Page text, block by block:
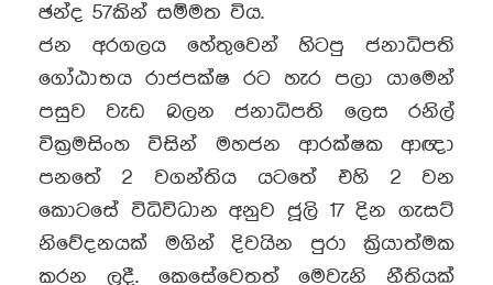
ඡන්ද 57කින් සම්මත විය.
ජන අරගලය හේතුවෙන් හිටපු ජනාධිපති
ගෝඨාභය රාජපක්ෂ රට හැර පලා යාමෙන්
පසුව වැඩ බලන ජනාධිපති ලෙස රනිල්
වික්‍රමසිංහ විසින් මහජන ආරක්ෂක ආඥා
පනතේ 2 වගන්තිය යටතේ එහි 2 වන
කොටසේ විධිවිධාන අනුව ජූලි 17 දින ගැසට්
නිවේදනයක් මගින් දිවයින පුරා ක්‍රියාත්මක
කරන ලදී. කෙසේවෙතත් මෙවැනි නීතියක්